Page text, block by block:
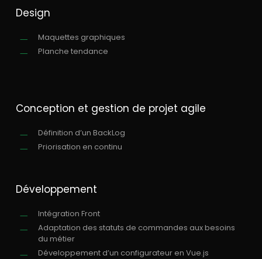
Design
Maquettes graphiques
Planche tendance
Conception et gestion de projet agile
Définition d’un BackLog
Priorisation en continu
Développement
Intégration Front
Adaptation des statuts de commandes aux besoins
du métier
Développement d’un configurateur en Vue.js